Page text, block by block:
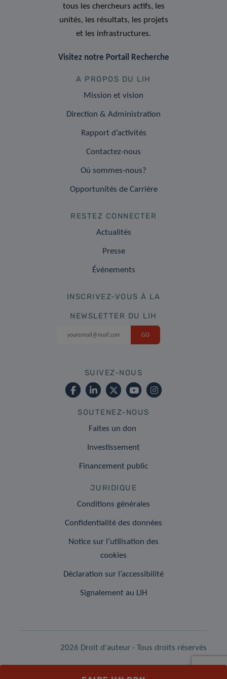
tous les chercheurs actifs, les
unités, les résultats, les projets
et les infrastructures.
Visitez notre Portail Recherche
A PROPOS DU LIH
Mission et vision
Direction & Administration
Rapport d’activités
Contactez-nous
Où sommes-nous?
Opportunités de Carrière
RESTEZ CONNECTER
Actualités
Presse
Événements
INSCRIVEZ-VOUS À LA
NEWSLETTER DU LIH
SUIVEZ-NOUS
SOUTENEZ-NOUS
Faites un don
Investissement
Financement public
JURIDIQUE
Conditions générales
Confidentialité des données
Notice sur l’utilisation des
cookies
Déclaration sur l’accessibilité
Signalement au LIH
2026 Droit d'auteur - Tous droits réservés